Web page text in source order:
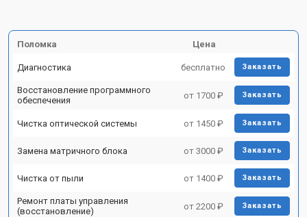
Поломка Цена
Диагностика бесплатно Заказать
Восстановление программного
обеспечения
от 1700 ₽ Заказать
Чистка оптической системы от 1450 ₽ Заказать
Замена матричного блока от 3000 ₽ Заказать
Чистка от пыли от 1400 ₽ Заказать
Ремонт платы управления
(восстановление)
от 2200 ₽ Заказать